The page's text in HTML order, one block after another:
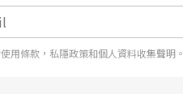
用條款，私隱政策和個人資料收集聲明。